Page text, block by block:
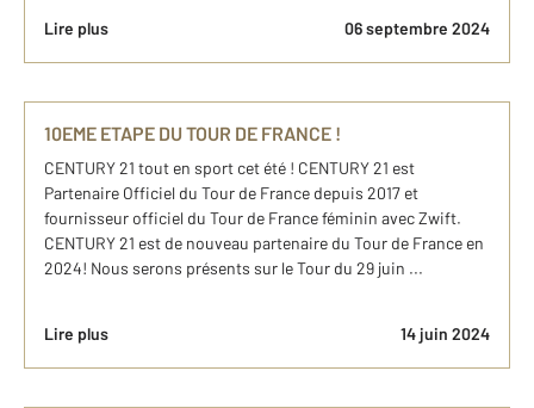
Lire plus 06 septembre 2024
10EME ETAPE DU TOUR DE FRANCE !
CENTURY 21 tout en sport cet été ! CENTURY 21 est
Partenaire Officiel du Tour de France depuis 2017 et
fournisseur officiel du Tour de France féminin avec Zwift.
CENTURY 21 est de nouveau partenaire du Tour de France en
2024! Nous serons présents sur le Tour du 29 juin ...
Lire plus 14 juin 2024